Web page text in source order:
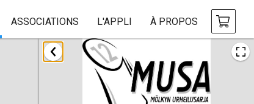
ASSOCIATIONS L'APPLI À PROPOS
janvier 2020
New Year's Throw Mölkky
1 janv. 2020 République tchèque